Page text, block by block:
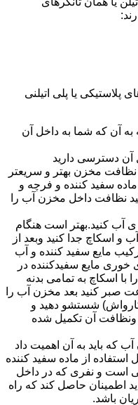
پلاستیکی یا پلی اتیلنی
آن که شما به داخل آن
دسترسی دارید
مخزن بهتر و سریعتر
سفید کننده و فرچه و
نظافت داخل مخزن آب را
ی آب کنید.بهتر است هنگام
و اسکاچ جدا کنید وبعد از
مایع سفید کننده و آب
خوری مایع سفیدکننده در
با اسکاچ به تمامی بدنه
آغشته کنید و به مدت ۲ ساعت صبر کنید بعد مخزن آب را
شستشو دهید و
ونظافت آن تکمیل شده
که باید به آن اهمیت داد
از ماده سفید کننده
است و نفری که در داخل
اطمینان حاصل کند که راه
باشد.